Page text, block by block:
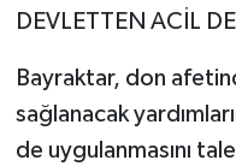
DEVLETTEN ACİL
Bayraktar, don
sağlanacak
de uygulanmasını